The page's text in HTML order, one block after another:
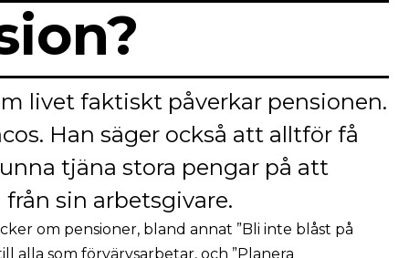
livet faktiskt påverkar pensionen.
Han säger också att alltför få
tjäna stora pengar på att
sin arbetsgivare.
om pensioner, bland annat ”Bli inte blåst på
alla som förvärvsarbetar, och ”Planera